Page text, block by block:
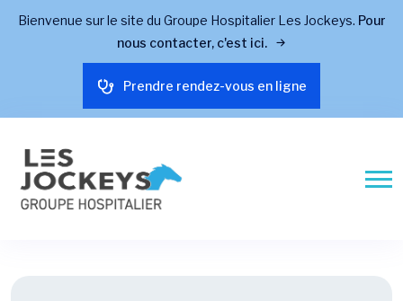
Bienvenue sur le site du Groupe Hospitalier Les Jockeys. Pour
nous contacter, c'est ici.
Prendre rendez-vous en ligne